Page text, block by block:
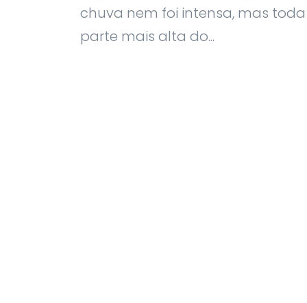
chuva nem foi intensa, mas
parte mais alta do...